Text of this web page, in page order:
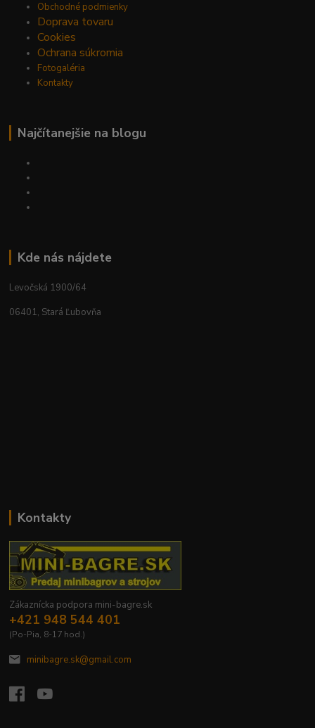
Obchodné podmienky
Doprava tovaru
Cookies
Ochrana súkromia
Fotogaléria
Kontakty
Najčítanejšie na blogu
Kde nás nájdete
Levočská 1900/64
06401, Stará Ľubovňa
Kontakty
Zákaznícka podpora mini-bagre.sk
+421 948 544 401
(Po-Pia, 8-17 hod.)
minibagre.sk@gmail.com